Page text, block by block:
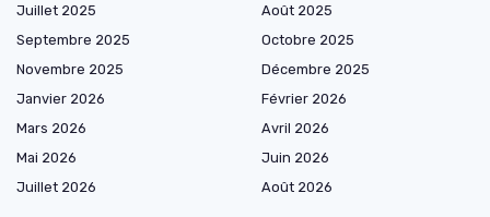
Juillet 2025
Août 2025
Septembre 2025
Octobre 2025
Novembre 2025
Décembre 2025
Janvier 2026
Février 2026
Mars 2026
Avril 2026
Mai 2026
Juin 2026
Juillet 2026
Août 2026